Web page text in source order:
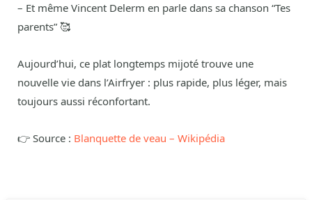
– Et même Vincent Delerm en parle dans sa chanson “Tes
parents” 🥰
Aujourd’hui, ce plat longtemps mijoté trouve une
nouvelle vie dans l’Airfryer : plus rapide, plus léger, mais
toujours aussi réconfortant.
👉 Source : Blanquette de veau – Wikipédia